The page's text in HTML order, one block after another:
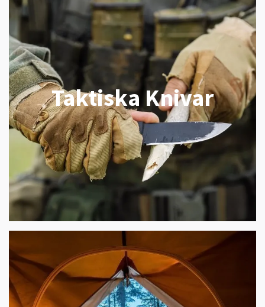
Taktiska Knivar